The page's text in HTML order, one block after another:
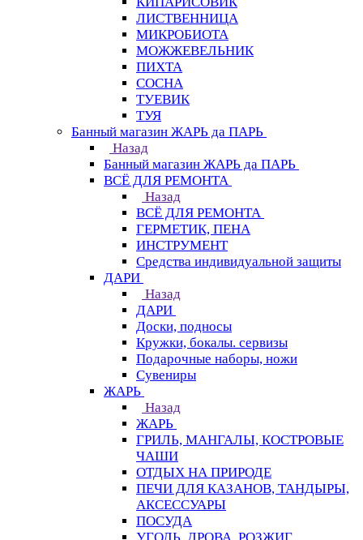
ЛИСТВЕННИЦА
МИКРОБИОТА
МОЖЖЕВЕЛЬНИК
ПИХТА
СОСНА
ТУЕВИК
ТУЯ
Банный магазин ЖАРЬ да ПАРЬ
Назад
Банный магазин ЖАРЬ да ПАРЬ
ВСЁ ДЛЯ РЕМОНТА
Назад
ВСЁ ДЛЯ РЕМОНТА
ГЕРМЕТИК, ПЕНА
ИНСТРУМЕНТ
Средства индивидуальной защиты
ДАРИ
Назад
ДАРИ
Доски, подносы
Кружки, бокалы. сервизы
Подарочные наборы, ножи
Сувениры
ЖАРЬ
Назад
ЖАРЬ
ГРИЛЬ, МАНГАЛЫ, КОСТРОВЫЕ
ЧАШИ
ОТДЫХ НА ПРИРОДЕ
ПЕЧИ ДЛЯ КАЗАНОВ, ТАНДЫРЫ,
АКСЕССУАРЫ
ПОСУДА